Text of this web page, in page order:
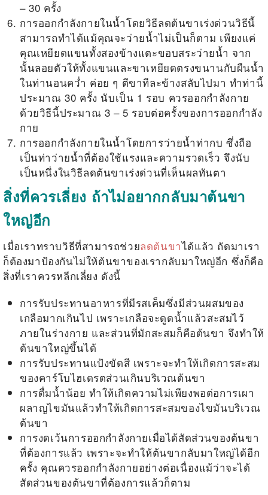
– 30 ครั้ง
การออกกำลังกายในน้ำโดยวิธีลดต้นขาเร่งด่วนวิธีนี้
สามารถทำได้แม้คุณจะว่ายน้ำไม่เป็นก็ตาม เพียงแค่
คุณเหยียดแขนทั้งสองข้างแตะขอบสระว่ายน้ำ จาก
นั้นลอยตัวให้ทั้งแขนและขาเหยียดตรงขนานกับผืนน้ำ
ในท่านอนคว่ำ ค่อย ๆ ตีขาทีละข้างสลับไปมา ทำท่านี้
ประมาณ 30 ครั้ง นับเป็น 1 รอบ ควรออกกำลังกาย
ด้วยวิธีนี้ประมาณ 3 – 5 รอบต่อครั้งของการออกกำลัง
กาย
การออกกำลังกายในน้ำโดยการว่ายน้ำท่ากบ ซึ่งถือ
เป็นท่าว่ายน้ำที่ต้องใช้แรงและความรวดเร็ว จึงนับ
เป็นหนึ่งในวิธีลดต้นขาเร่งด่วนที่เห็นผลทันตา
สิ่งที่ควรเลี่ยง ถ้าไม่อยากกลับมาต้นขา
ใหญ่อีก
เมื่อเราทราบวิธีที่สามารถช่วยลดต้นขาได้แล้ว ถัดมาเรา
ก็ต้องมาป้องกันไม่ให้ต้นขาของเรากลับมาใหญ่อีก ซึ่งก็คือ
สิ่งที่เราควรหลีกเลี่ยง ดังนี้
การรับประทานอาหารที่มีรสเค็มซึ่งมีส่วนผสมของ
เกลือมากเกินไป เพราะเกลือจะดูดน้ำแล้วสะสมไว้
ภายในร่างกาย และส่วนที่มักสะสมก็คือต้นขา จึงทำให้
ต้นขาใหญ่ขึ้นได้
การรับประทานแป้งขัดสี เพราะจะทำให้เกิดการสะสม
ของคาร์โบไฮเดรตส่วนเกินบริเวณต้นขา
การดื่มน้ำน้อย ทำให้เกิดความไม่เพียงพอต่อการเผา
ผลาญไขมันแล้วทำให้เกิดการสะสมของไขมันบริเวณ
ต้นขา
การงดเว้นการออกกำลังกายเมื่อได้สัดส่วนของต้นขา
ที่ต้องการแล้ว เพราะจะทำให้ต้นขากลับมาใหญ่ได้อีก
ครั้ง คุณควรออกกำลังกายอย่างต่อเนื่องแม้ว่าจะได้
สัดส่วนของต้นขาที่ต้องการแล้วก็ตาม